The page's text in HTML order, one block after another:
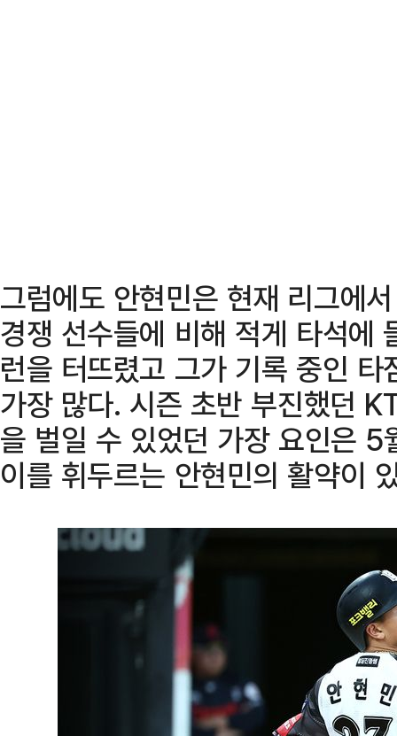
그럼에도 안현민은 현재 리그에
경쟁 선수들에 비해 적게 타석에
런을 터뜨렸고 그가 기록 중인
가장 많다. 시즌 초반 부진했던
을 벌일 수 있었던 가장 요인은 5
이를 휘두르는 안현민의 활약이